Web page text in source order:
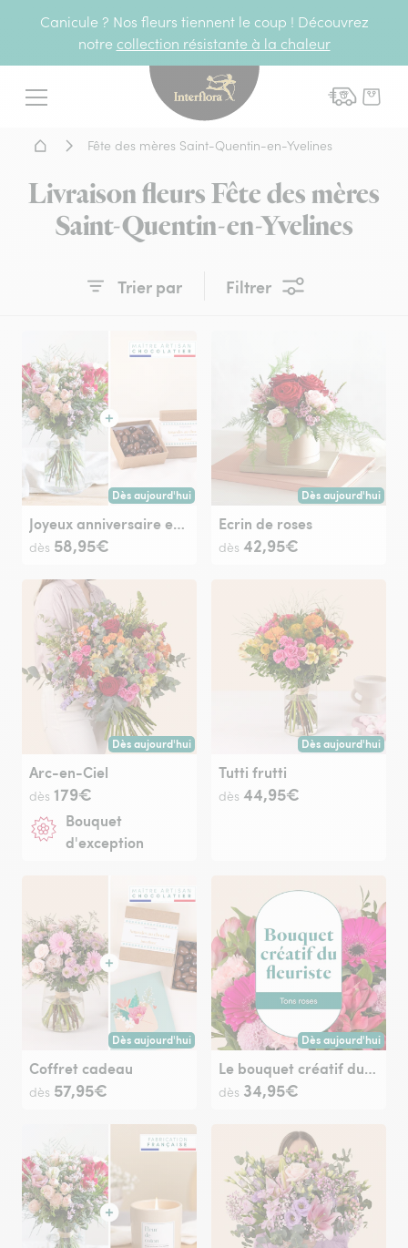
Canicule ? Nos fleurs tiennent le coup ! Découvrez
notre collection résistante à la chaleur
Menu
Interflora - livraison
Accueil - Livraison fleurs
Fête des mères Saint-Quentin-en-Yvelines
Livraison fleurs Fête des mères
Saint-Quentin-en-Yvelines
Trier par Filtrer
Dès aujourd'hui
Livraison dès aujourd'hui (pour toute commande passée
Joyeux anniversaire et ses amandes au chocolat
dès 58,95€
Dès aujourd'hui
Livraison dès
Ecrin de roses
dès 42,95€
Dès aujourd'hui
Livraison dès aujourd'hui (pour toute commande passée
Arc-en-Ciel
dès 179€
Bouquet
d'exception
Dès aujourd'hui
Livraison dès
Tutti frutti
dès 44,95€
Dès aujourd'hui
Livraison dès aujourd'hui (pour toute commande passée
Coffret cadeau
dès 57,95€
Dès aujourd'hui
Livraison dès
Le bouquet créatif du fleuriste rose
dès 34,95€